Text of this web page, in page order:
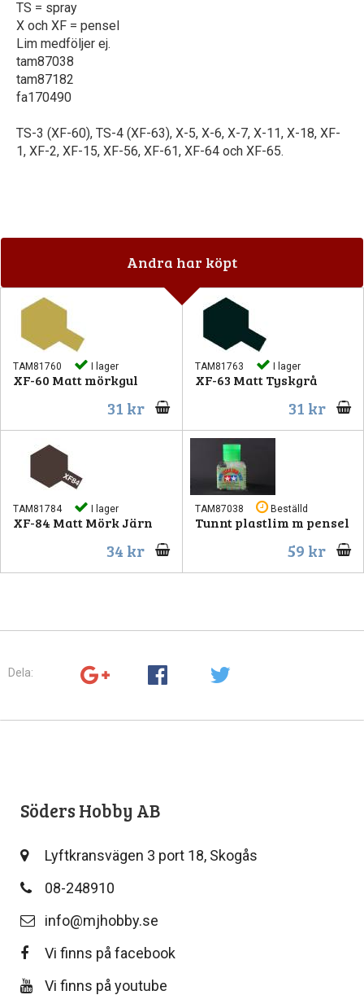
TS = spray
X och XF = pensel
Lim medföljer ej.
tam87038
tam87182
fa170490
TS-3 (XF-60), TS-4 (XF-63), X-5, X-6, X-7, X-11, X-18, XF-
1, XF-2, XF-15, XF-56, XF-61, XF-64 och XF-65.
Andra har köpt
TAM81760 I lager
XF-60 Matt mörkgul
31 kr
TAM81763 I lager
XF-63 Matt Tyskgrå
31 kr
TAM81784 I lager
XF-84 Matt Mörk Järn
34 kr
TAM87038 Beställd
Tunnt plastlim m pensel
59 kr
Dela:
Söders Hobby AB
Lyftkransvägen 3 port 18, Skogås
08-248910
info@mjhobby.se
Vi finns på facebook
Vi finns på youtube